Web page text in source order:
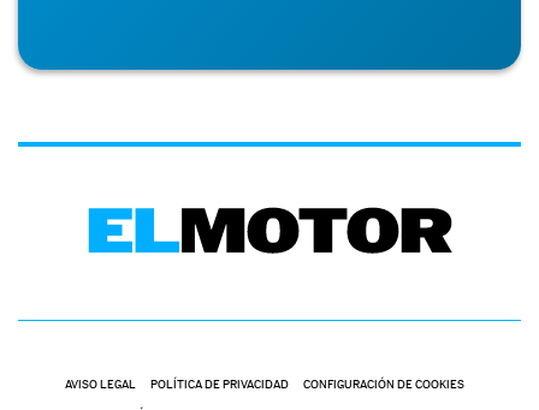
AVISO LEGAL POLÍTICA DE PRIVACIDAD CONFIGURACIÓN DE COOKIES